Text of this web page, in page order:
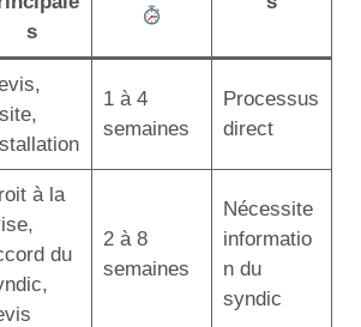
s
1 à 4
semaines
Processus
direct
à la
du
2 à 8
semaines
Nécessite
informatio
n du
syndic